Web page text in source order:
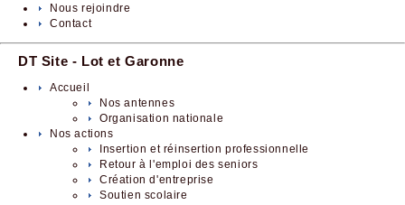
Nous rejoindre
Contact
DT Site - Lot et Garonne
Accueil
Nos antennes
Organisation nationale
Nos actions
Insertion et réinsertion professionnelle
Retour à l'emploi des seniors
Création d'entreprise
Soutien scolaire